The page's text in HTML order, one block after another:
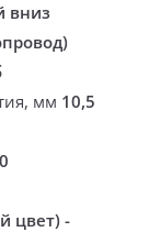
вниз
мм 10,5
цвет) -